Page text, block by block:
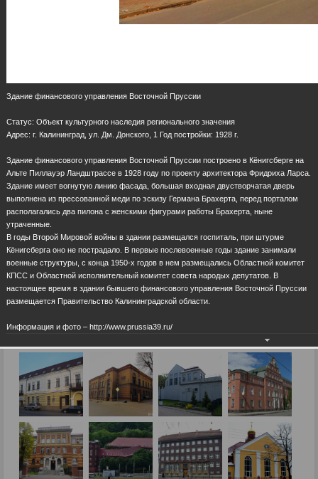
Здание финансового управления Восточной Пруссии
Статус: Объект культурного наследия регионального значения
Адрес: г. Калининград, ул. Дм. Донского, 1 Год постройки: 1928 г.
Здание финансового управления Восточной Пруссии построено в Кёнигсберге на
Альте Пиллауэр Ландштрассе в 1928 году по проекту архитектора Фридриха Ларса.
Здание имеет вогнутую линию фасада, большая входная двустворчатая дверь
выполнена из прессованной меди по эскизу Германа Брахерта, перед порталом
располагались два пилона с женскими фигурами работы Брахерта, ныне
утраченные.
В годы Второй Мировой войны в здании размещался госпиталь, при штурме
Кёнигсберга оно не пострадало. В первые послевоенные годы здание занимали
военные структуры, с конца 1950-х годов в нем размещались Областной комитет
КПСС и Областной исполнительный комитет совета народых депутатов. В
настоящее время в здании бывшего финансового управления Восточной Пруссии
размещается Правительство Калининградской области.
Информация и фото – http://www.prussia39.ru/